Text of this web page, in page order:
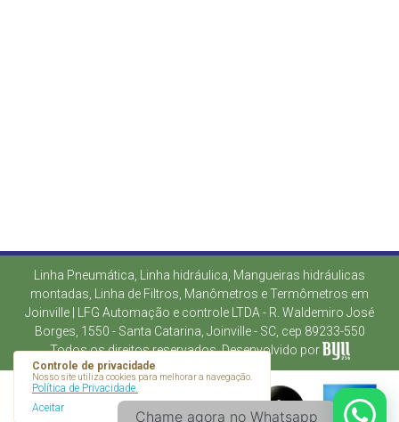
Linha Pneumática, Linha hidráulica, Mangueiras hidráulicas
montadas, Linha de Filtros, Manômetros e Termômetros em
Joinville | LFG Automação e controle LTDA - R. Waldemiro José
Borges, 1550 - Santa Catarina, Joinville - SC, cep 89233-550
Todos os direitos reservados. Desenvolvido por
Chame agora no Whatsapp
Controle de privacidade
Nosso site utiliza cookies para melhorar a navegação.
Política de Privacidade.
Aceitar